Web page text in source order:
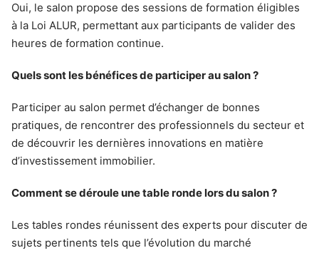
Oui, le salon propose des sessions de formation éligibles
à la Loi ALUR, permettant aux participants de valider des
heures de formation continue.
Quels sont les bénéfices de participer au salon ?
Participer au salon permet d’échanger de bonnes
pratiques, de rencontrer des professionnels du secteur et
de découvrir les dernières innovations en matière
d’investissement immobilier.
Comment se déroule une table ronde lors du salon ?
Les tables rondes réunissent des experts pour discuter de
sujets pertinents tels que l’évolution du marché